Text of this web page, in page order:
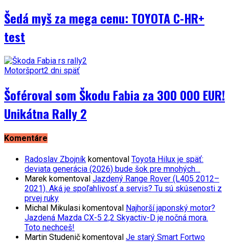
Šedá myš za mega cenu: TOYOTA C-HR+
test
Motoršport2 dni späť
Šoféroval som Škodu Fabia za 300 000 EUR!
Unikátna Rally 2
Komentáre
Radoslav Zbojník komentoval Toyota Hilux je späť:
deviata generácia (2026) bude šok pre mnohých…
Marek komentoval Jazdený Range Rover (L405 2012–
2021). Aká je spoľahlivosť a servis? Tu sú skúsenosti z
prvej ruky
Michal Mikulasi komentoval Najhorší japonský motor?
Jazdená Mazda CX-5 2,2 Skyactiv-D je nočná mora.
Toto nechceš!
Martin Studenič komentoval Je starý Smart Fortwo